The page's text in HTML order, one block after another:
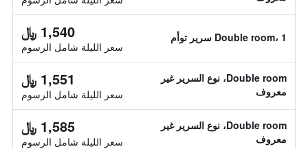
Double room، 1 سرير توأم 1,540 ﷼
سعر الليلة شامل الرسوم
Double room، نوع السرير غير
معروف
1,551 ﷼
سعر الليلة شامل الرسوم
Double room، نوع السرير غير
معروف
1,585 ﷼
سعر الليلة شامل الرسوم